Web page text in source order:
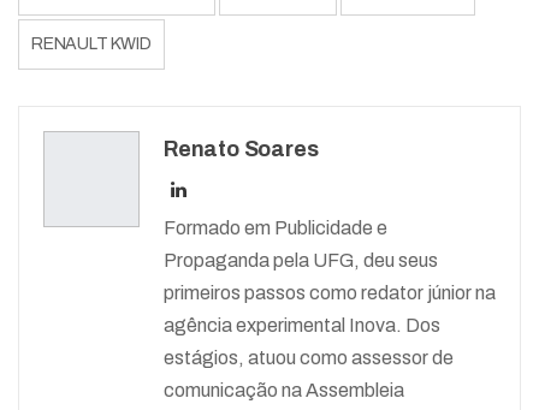
RENAULT KWID
Renato Soares
Formado em Publicidade e
Propaganda pela UFG, deu seus
primeiros passos como redator júnior na
agência experimental Inova. Dos
estágios, atuou como assessor de
comunicação na Assembleia